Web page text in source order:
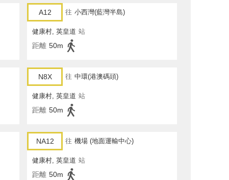
A12 往 小西灣(藍灣半島)
健康村, 英皇道 站
距離 50m
N8X 往 中環(港澳碼頭)
健康村, 英皇道 站
距離 50m
NA12 往 機場 (地面運輸中心)
健康村, 英皇道 站
距離 50m